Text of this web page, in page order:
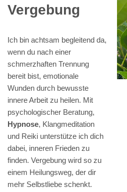
Vergebung
Ich bin achtsam begleitend da,
wenn du nach einer
schmerzhaften Trennung
bereit bist, emotionale
Wunden durch bewusste
innere Arbeit zu heilen. Mit
psychologischer Beratung,
Hypnose, Klangmeditation
und Reiki unterstütze ich dich
dabei, inneren Frieden zu
finden. Vergebung wird so zu
einem Heilungsweg, der dir
mehr Selbstliebe schenkt.